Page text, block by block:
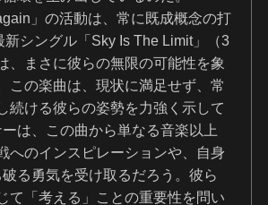
」の活動は、常に既成概念の打
新シングル「Sky Is The Limit」（3
、まさに彼らの無限の可能性を象
この楽曲は、現状に満足せず、常
続ける彼らの姿勢を力強く示して
は、この曲から単なる音楽以上
へのインスピレーションや、自身
る勇気を受け取るだろう。彼ら
て「考える」ことの重要性を問い